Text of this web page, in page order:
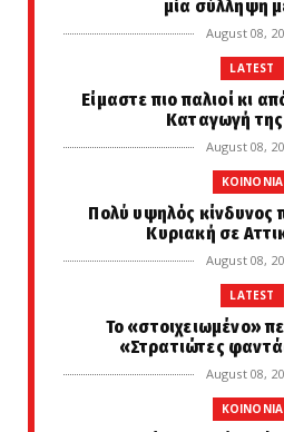
μία σύλληψη
August 08,
LATEST
Είμαστε πιο παλιοί κι
Καταγωγή
August 08,
KOINONIA
Πολύ υψηλός κίνδυνος
Κυριακή σε
August 08,
LATEST
Το «στοιχειωμένο»
«Στρατιώτες
August 08,
KOINONIA